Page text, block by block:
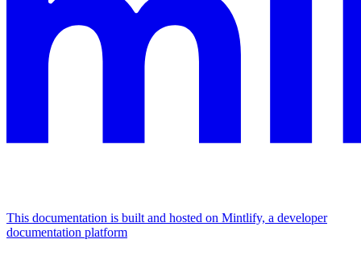
This documentation is built and hosted on Mintlify, a developer
documentation platform